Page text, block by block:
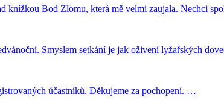
knížkou Bod Zlomu, která mě velmi zaujala. Nechci
Smyslem setkání je jak oživení lyžařských
účastníků. Děkujeme za pochopení. …